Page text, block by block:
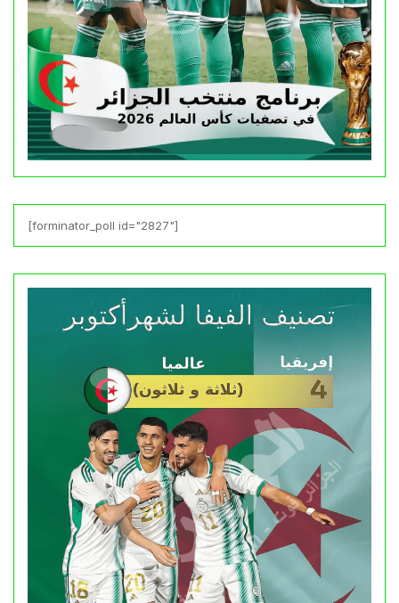
[forminator_poll id="2827"]